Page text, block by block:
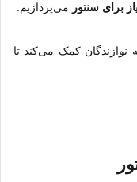
برای سنتور می‌پردازیم.
نوازندگان کمک می‌کند تا